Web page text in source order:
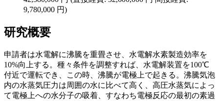
9,780,000 円)
研究概要
申請者は水電解に沸騰を重畳させ、水電解水素製造効率を
10%向上する。種々条件を調整すれば、水電解装置を100℃
付近で運転でき、この時、沸騰が電極上で起きる。沸騰気泡
内の水蒸気圧力は周囲の水に比べて高く、高圧水蒸気によっ
て電極上への水分子の吸着、すなわち電極反応の最初の素過